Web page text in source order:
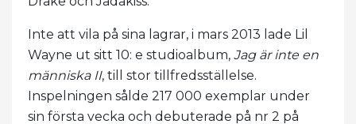
Inte att vila på sina lagrar, i mars 2013 lade Lil
Wayne ut sitt 10: e studioalbum, Jag är inte en
människa II, till stor tillfredsställelse.
Inspelningen sålde 217 000 exemplar under
sin första vecka och debuterade på nr 2 på